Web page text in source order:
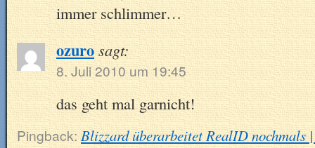
immer schlimmer…
ozuro sagt:
8. Juli 2010 um 19:45
das geht mal garnicht!
Pingback:Blizzard überarbeitet RealID nochmals